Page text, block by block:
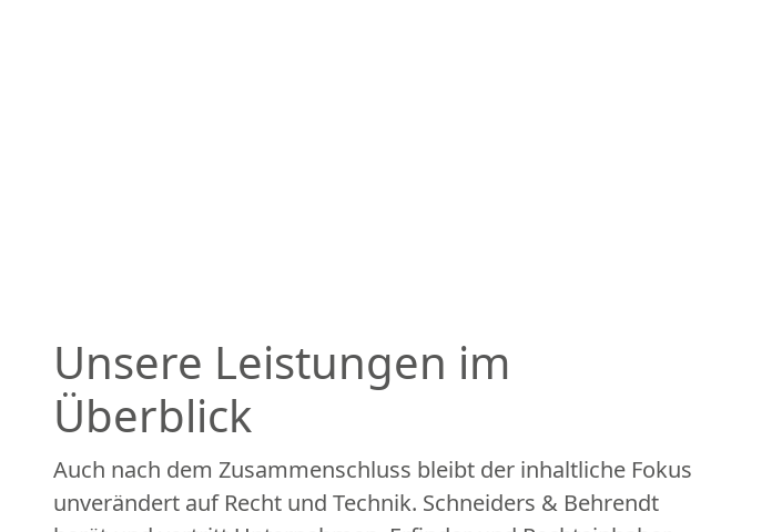
Unsere Leistungen im
Überblick
Auch nach dem Zusammenschluss bleibt der inhaltliche Fokus
unverändert auf Recht und Technik. Schneiders & Behrendt